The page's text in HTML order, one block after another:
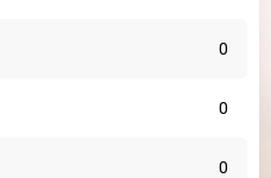
0
0
0